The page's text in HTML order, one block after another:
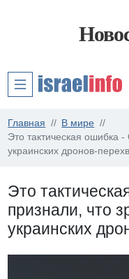
Главная
В мире
Это тактическая ошибка
украинских дронов-
Это
признали, что
украинских